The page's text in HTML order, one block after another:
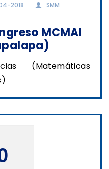
2018 SMM
MCMAI
(Matemáticas